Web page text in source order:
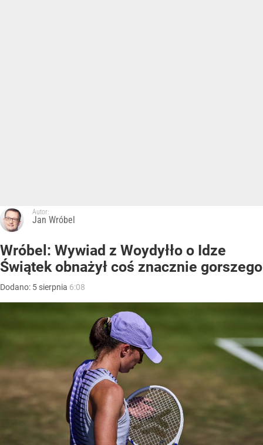
Autor:
Jan Wróbel
Wróbel: Wywiad z Woydyłło o Idze
Świątek obnażył coś znacznie gorszego
Dodano: 5 sierpnia 6:08